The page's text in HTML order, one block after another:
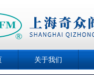
关于我们